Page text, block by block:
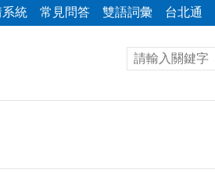
系統 常見問答 雙語詞彙 台北通